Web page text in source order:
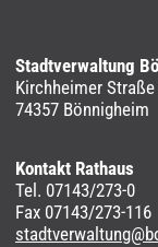
Stadtverwaltung
Kirchheimer Straße
74357 Bönnigheim
Kontakt Rathaus
Tel. 07143/273-0
Fax 07143/273-116